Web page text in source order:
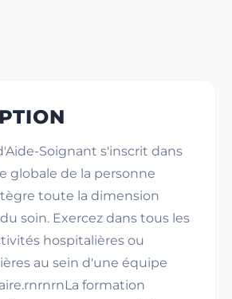
Soignant s'inscrit dans
globale de la personne
toute la dimension
soin. Exercez dans tous les
hospitalières ou
au sein d'une équipe
formation